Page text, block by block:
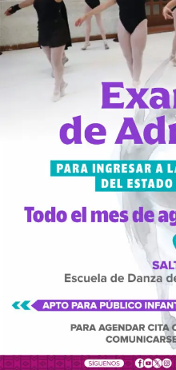
opciones culturales y
El recital se llevó a cabo
instalaciones del Centro
ubicado en el Centro
RELATED TOPICS:
REÚNE MUSEO DEL
LA SÉPTIMA EDICIÓN DE
DON'T MISS
AGOTAN SALTILLENSES
«NOCHE DE MUSEOS» EN EL